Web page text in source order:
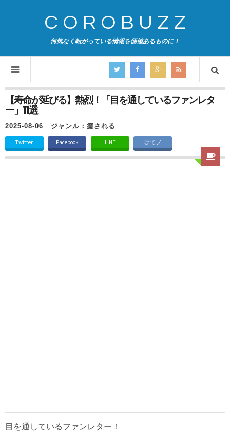
COROBUZZ
何気なく転がっている情報を価値あるものに！
【寿命が延びる】熱烈！「目を通しているファンレタ
ー」11選
2025-08-06 ジャンル： 癒される
Twitter Facebook LINE はてブ
目を通しているファンレター！